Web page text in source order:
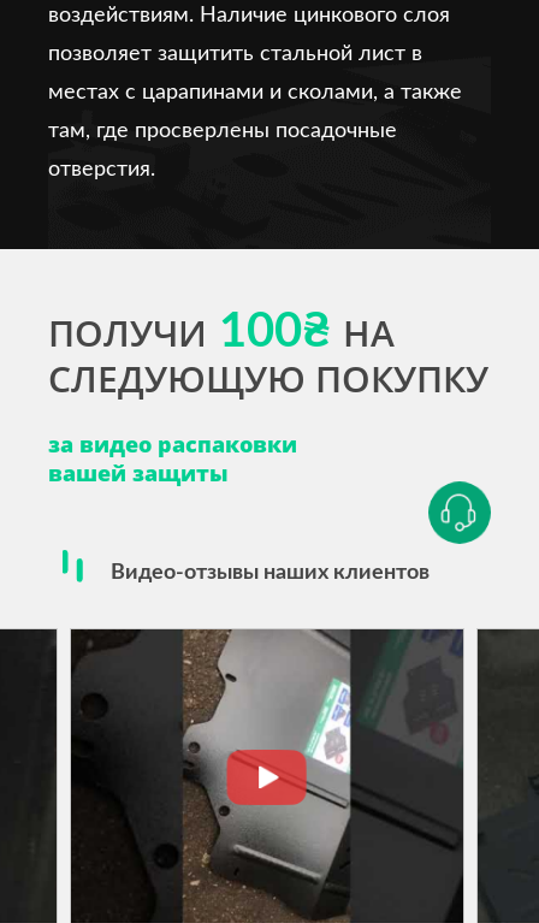
воздействиям. Наличие цинкового слоя
позволяет защитить стальной лист в
местах с царапинами и сколами, а также
там, где просверлены посадочные
отверстия.
ПОЛУЧИ 100₴ НА
СЛЕДУЮЩУЮ ПОКУПКУ
за видео распаковки
вашей защиты
Видео-отзывы наших клиентов